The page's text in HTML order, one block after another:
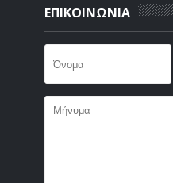
ΕΠΙΚΟΙΝΩΝΙΑ